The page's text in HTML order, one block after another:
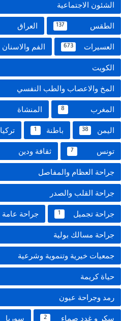
الشئون الاجتماعية
الطقس 137 العراق
العسيرات 673 الفم والاسنان
الكويت
المخ والاعصاب والطب النفسي
المغرب 8 المنشاة
اليمن 38 باطنة 1 تركيا
تونس 7 ثقافة ودين
جراحة العظام والمفاصل
جراحة القلب والصدر
جراحة تجميل 1 جراحة عامة
جراحة مسالك بولية
جمعيات خيرية وتنموية وشرعية
حياة كريمة
رمد وجراحة عيون
سكر و غدد صماء 2 سوريا